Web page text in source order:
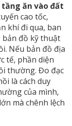
tầng ăn vào đất
cao tốc,
khí đi qua, ban
đồ kỹ thuật
Nếu bản đồ địa
tế, phần diện
thường. Đo đạc
là cách duy
của mình,
mà chênh lệch